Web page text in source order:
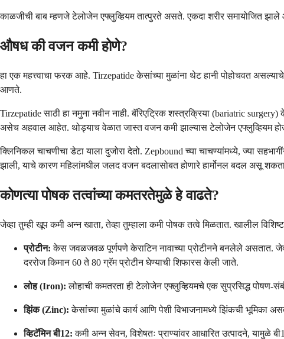
काळजीची बाब म्हणजे टेलोजेन एफ्लुव्हियम तात्पुरते असते. एकदा शरीर समायोजित
औषध की वजन कमी होणे?
हा एक महत्त्वाचा फरक आहे. Tirzepatide केसांच्या मुळांना थेट हानी पोहोचवत
आणते.
Tirzepatide साठी हा नमुना नवीन नाही. बॅरिएट्रिक शस्त्रक्रिया (bariatric
असेच अहवाल आहेत. थोड्याच वेळात जास्त वजन कमी झाल्यास टेलोजेन एफ्लुव्हियम
क्लिनिकल चाचणीचा डेटा याला दुजोरा देतो. Zepbound च्या चाचण्यांमध्ये, ज्या
झाली, याचे कारण महिलांमधील जलद वजन बदलासोबत होणारे हार्मोनल बदल असू
कोणत्या पोषक तत्वांच्या कमतरतेमुळे हे वाढते?
जेव्हा तुम्ही खूप कमी अन्न खाता, तेव्हा तुम्हाला कमी पोषक तत्वे मिळतात. खालील
प्रोटीन: केस जवळजवळ पूर्णपणे केराटिन नावाच्या प्रोटीनने बनलेले असतात.
दररोज किमान 60 ते 80 ग्रॅम प्रोटीन घेण्याची शिफारस केली जाते.
लोह (Iron): लोहाची कमतरता ही टेलोजेन एफ्लुव्हियमचे एक सुप्रसिद्ध पोषण-
झिंक (Zinc): केसांच्या मुळांचे कार्य आणि पेशी विभाजनामध्ये झिंकची भूमिका
व्हिटॅमिन बी12: कमी अन्न सेवन, विशेषतः प्राण्यांवर आधारित उत्पादने, यामुळे